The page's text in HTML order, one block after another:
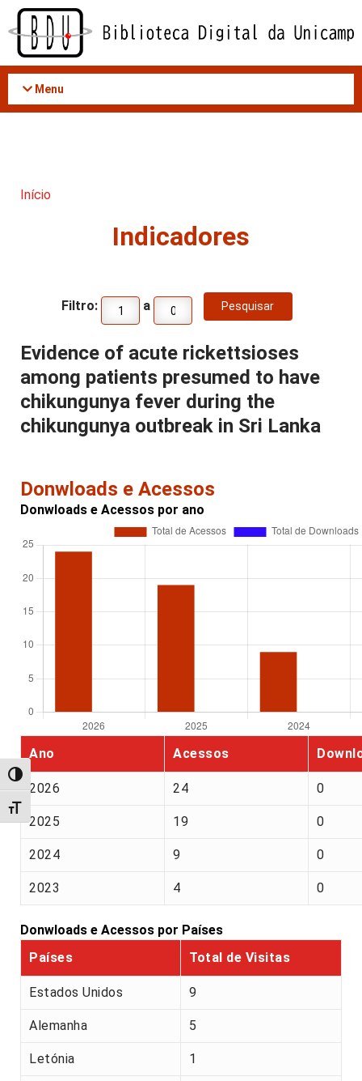
Acessar
conteúdo
Alternar alto contraste
Alternar tamanho da fonte
Menu
Início
Indicadores
Filtro: a
Evidence of acute rickettsioses
among patients presumed to have
chikungunya fever during the
chikungunya outbreak in Sri Lanka
Donwloads e Acessos
Donwloads e Acessos por ano
Ano Acessos
2026 24 0
2025 19 0
2024 9 0
2023 4 0
Donwloads e Acessos por Países
Países
Total de Visitas
Estados Unidos 9
Alemanha 5
Letónia 1